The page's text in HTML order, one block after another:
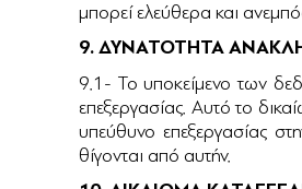
μπορεί ελεύθερα και
9. ΔΥΝΑΤΟΤΗΤΑ
9.1- Το υποκείμενο των
επεξεργασίας. Αυτό το
υπεύθυνο επεξεργασίας
θίγονται από αυτήν.